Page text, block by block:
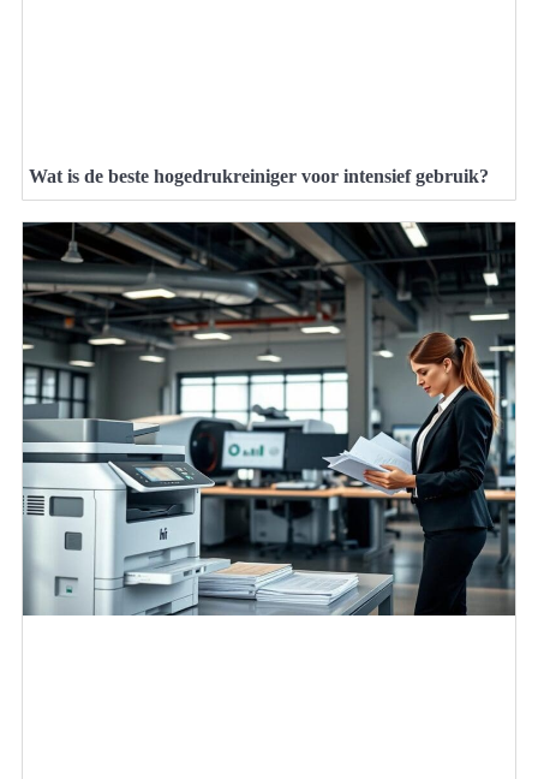
Wat is de beste hogedrukreiniger voor intensief gebruik?